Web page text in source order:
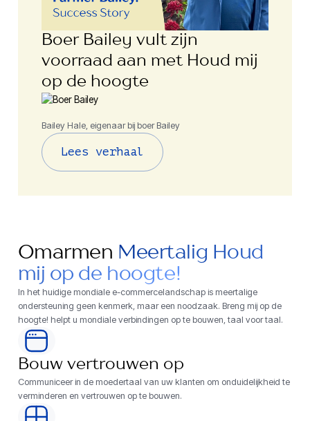
Boer Bailey vult zijn
voorraad aan met Houd mij
op de hoogte
Bailey Hale, eigenaar bij boer Bailey
Lees verhaal
Omarmen Meertalig Houd
mij op de hoogte!
In het huidige mondiale e-commercelandschap is meertalige
ondersteuning geen kenmerk, maar een noodzaak. Breng mij op de
hoogte! helpt u mondiale verbindingen op te bouwen, taal voor taal.
Bouw vertrouwen op
Communiceer in de moedertaal van uw klanten om onduidelijkheid te
verminderen en vertrouwen op te bouwen.